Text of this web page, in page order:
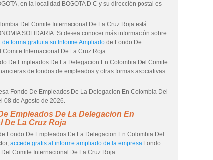
en la localidad BOGOTA D C y su dirección postal es
Del Comite Internacional De La Cruz Roja está
SOLIDARIA. Si desea conocer más información sobre
forma gratuita su Informe Ampliado de Fondo De
Internacional De La Cruz Roja.
De Empleados De La Delegacion En Colombia Del Comite
de fondos de empleados y otras formas asociativas
Fondo De Empleados De La Delegacion En Colombia Del
08 de Agosto de 2026.
Empleados De La Delegacion En
De La Cruz Roja
Fondo De Empleados De La Delegacion En Colombia Del
accede gratis al informe ampliado de la empresa Fondo
Comite Internacional De La Cruz Roja.